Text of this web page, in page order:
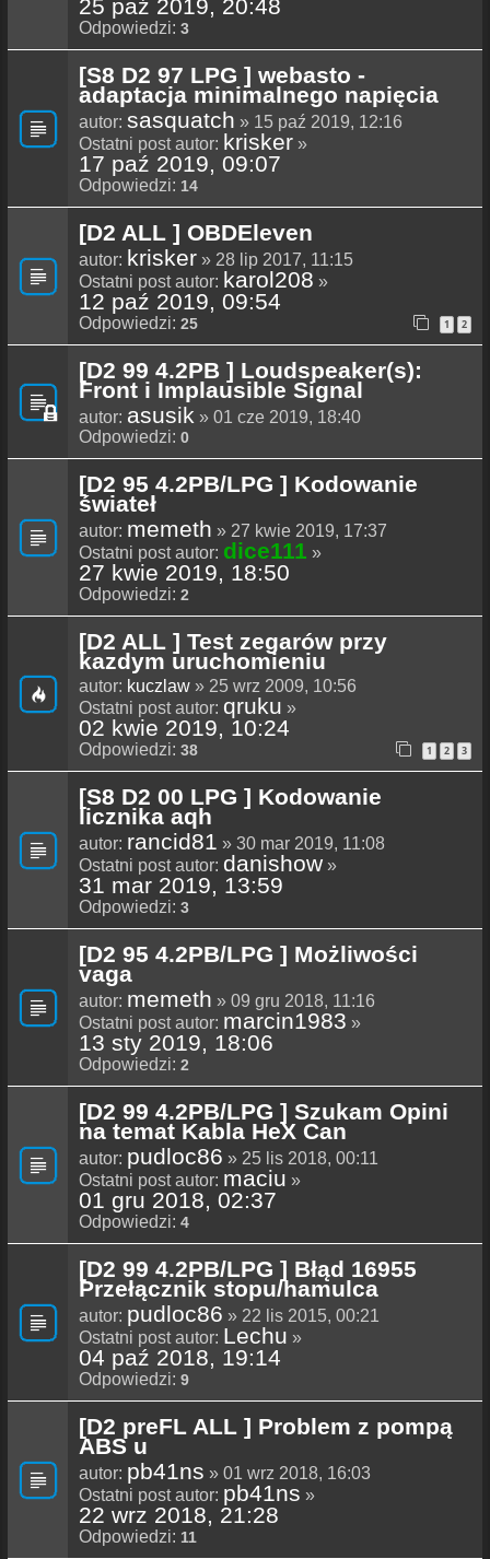
25 paź 2019, 20:48
Odpowiedzi: 3
[S8 D2 97 LPG ] webasto -
adaptacja minimalnego napięcia
autor: sasquatch » 15 paź 2019, 12:16
Ostatni post autor: krisker »
17 paź 2019, 09:07
Odpowiedzi: 14
[D2 ALL ] OBDEleven
autor: krisker » 28 lip 2017, 11:15
Ostatni post autor: karol208 »
12 paź 2019, 09:54
Odpowiedzi: 25 1 2
[D2 99 4.2PB ] Loudspeaker(s):
Front i Implausible Signal
autor: asusik » 01 cze 2019, 18:40
Odpowiedzi: 0
[D2 95 4.2PB/LPG ] Kodowanie
świateł
autor: memeth » 27 kwie 2019, 17:37
Ostatni post autor: dice111 »
27 kwie 2019, 18:50
Odpowiedzi: 2
[D2 ALL ] Test zegarów przy
kazdym uruchomieniu
autor: kuczlaw » 25 wrz 2009, 10:56
Ostatni post autor: qruku »
02 kwie 2019, 10:24
Odpowiedzi: 38 1 2 3
[S8 D2 00 LPG ] Kodowanie
licznika aqh
autor: rancid81 » 30 mar 2019, 11:08
Ostatni post autor: danishow »
31 mar 2019, 13:59
Odpowiedzi: 3
[D2 95 4.2PB/LPG ] Możliwości
vaga
autor: memeth » 09 gru 2018, 11:16
Ostatni post autor: marcin1983 »
13 sty 2019, 18:06
Odpowiedzi: 2
[D2 99 4.2PB/LPG ] Szukam Opini
na temat Kabla HeX Can
autor: pudloc86 » 25 lis 2018, 00:11
Ostatni post autor: maciu »
01 gru 2018, 02:37
Odpowiedzi: 4
[D2 99 4.2PB/LPG ] Błąd 16955
Przełącznik stopu/hamulca
autor: pudloc86 » 22 lis 2015, 00:21
Ostatni post autor: Lechu »
04 paź 2018, 19:14
Odpowiedzi: 9
[D2 preFL ALL ] Problem z pompą
ABS u
autor: pb41ns » 01 wrz 2018, 16:03
Ostatni post autor: pb41ns »
22 wrz 2018, 21:28
Odpowiedzi: 11